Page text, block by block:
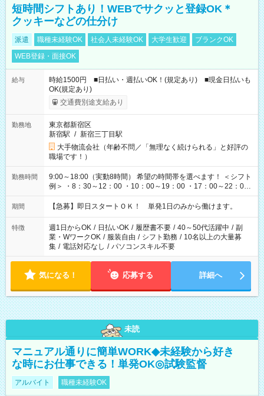
短時間シフトあり！WEBでサクッと登録OK＊
クッキーなどの仕分け
派遣 職種未経験OK 社会人未経験OK 大学生歓迎
ブランクOK
WEB登録・面接OK
給与
時給1500円 ■日払い・週払いOK！(規定あり) ■現金日払いも
OK(規定あり)
交通費別途支給あり
勤務地
東京都新宿区
新宿駅 / 新宿三丁目駅
大手物流会社（年齢不問／「無理なく続けられる」と好評の
職場です！）
勤務時間
9:00～18:00（実動8時間） 希望の時間帯を選べます！ ＜シフト
例＞ ・8：30～12：00 ・10：00～19：00 ・17：00～22：00
・13：00～22：00 ・22：00～翌6：00 など
期間 【急募】即日スタートＯＫ！ 単発1日のみから働けます。
特徴 週1日からOK / 日払いOK / 履歴書不要 / 40～50代活躍中 / 副
業・WワークOK / 服装自由 / シフト勤務 / 10名以上の大量募
集 / 電話対応なし / パソコンスキル不要
気になる！ 応募する 詳細へ
未読
マニュアル通りに簡単WORK◆未経験から好き
な時にお仕事できる！単発OK◎試験監督
アルバイト 職種未経験OK